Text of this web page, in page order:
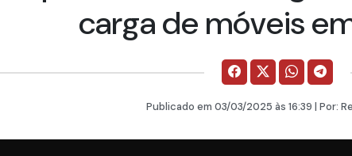
carga de móveis
Publicado em 03/03/2025 às 16:39 | Por: